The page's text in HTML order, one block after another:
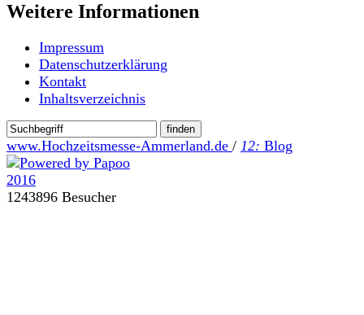
Weitere Informationen
Impressum
Datenschutzerklärung
Kontakt
Inhaltsverzeichnis
www.Hochzeitsmesse-Ammerland.de / 12: Blog
1243896 Besucher